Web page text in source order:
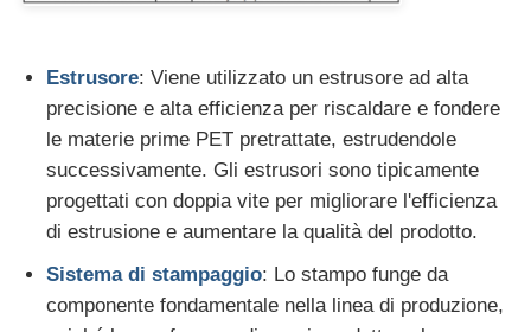
Linea di estrusione a doppia vite
Linea di coestrusione per lastre multistrato
Linea di produzione di rivestimenti
Estrusore: Viene utilizzato un estrusore ad alta
precisione e alta efficienza per riscaldare e fondere
le materie prime PET pretrattate, estrudendole
successivamente. Gli estrusori sono tipicamente
progettati con doppia vite per migliorare l'efficienza
di estrusione e aumentare la qualità del prodotto.
Sistema di stampaggio: Lo stampo funge da
componente fondamentale nella linea di produzione,